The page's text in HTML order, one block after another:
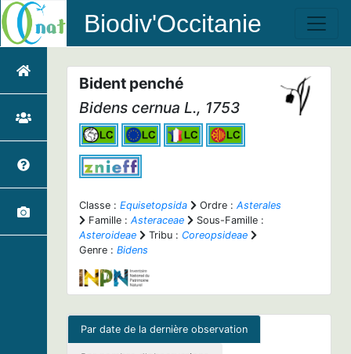
Biodiv'Occitanie
Bident penché
Bidens cernua L., 1753
Classe : Equisetopsida Ordre : Asterales
Famille : Asteraceae
Sous-Famille :
Asteroideae
Tribu : Coreopsideae
Genre : Bidens
Par date de la dernière observation